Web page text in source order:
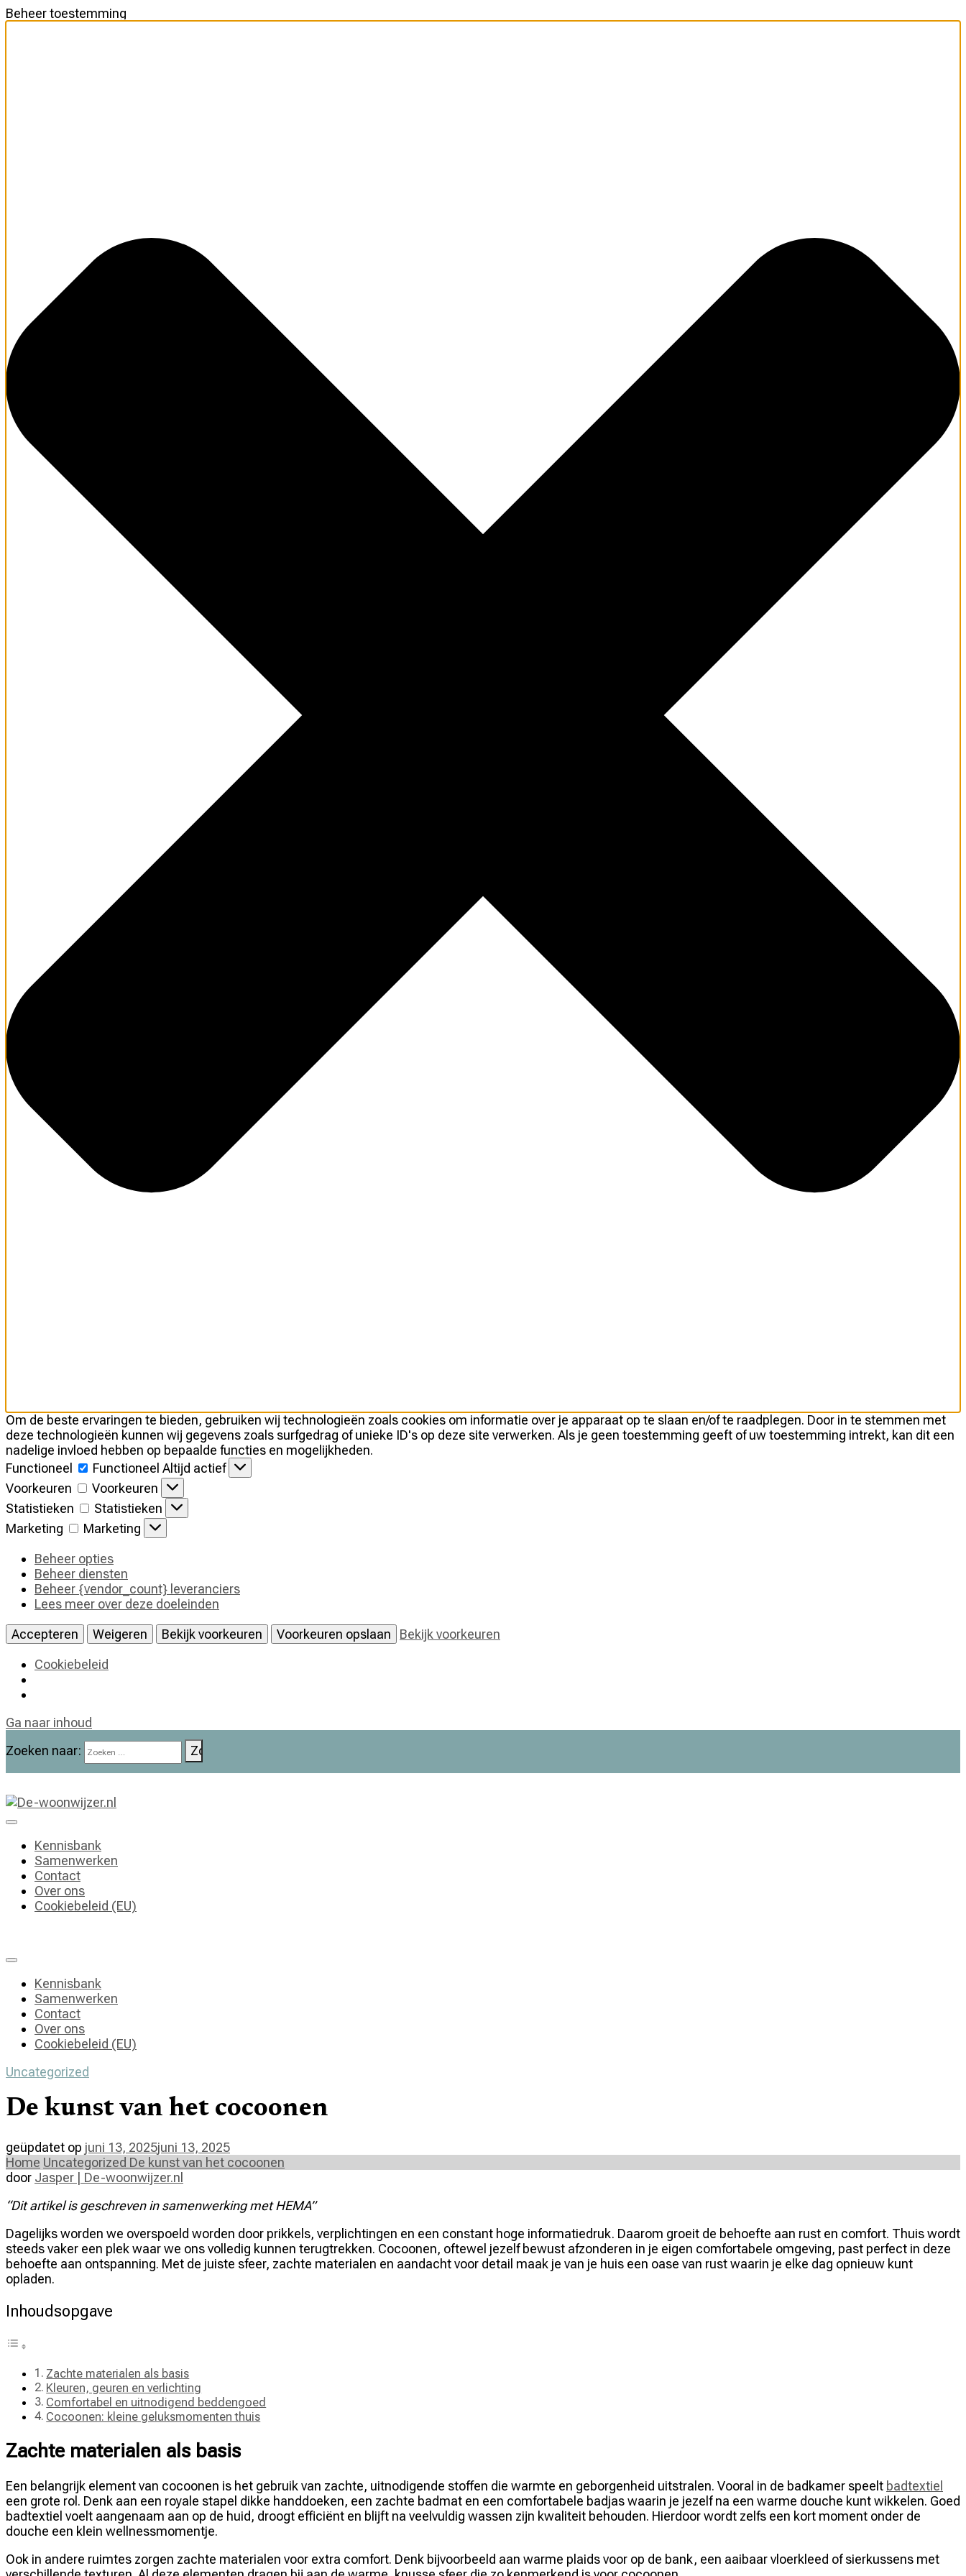
Beheer toestemming
Om de beste ervaringen te bieden, gebruiken wij technologieën zoals cookies om informatie over je apparaat op te slaan en/of te raadplegen. Door in te stemmen met
deze technologieën kunnen wij gegevens zoals surfgedrag of unieke ID's op deze site verwerken. Als je geen toestemming geeft of uw toestemming intrekt, kan dit een
nadelige invloed hebben op bepaalde functies en mogelijkheden.
Functioneel
Functioneel Altijd actief
Voorkeuren
Voorkeuren
Statistieken
Statistieken
Marketing
Marketing
Beheer opties
Beheer diensten
Beheer {vendor_count} leveranciers
Lees meer over deze doeleinden
Accepteren
Weigeren Bekijk voorkeuren Voorkeuren opslaan
Bekijk voorkeuren
Cookiebeleid
Ga naar inhoud
Zoeken naar:
Kennisbank
Samenwerken
Contact
Over ons
Cookiebeleid (EU)
Kennisbank
Samenwerken
Contact
Over ons
Cookiebeleid (EU)
Uncategorized
De kunst van het cocoonen
geüpdatet op juni 13, 2025juni 13, 2025
Home Uncategorized De kunst van het cocoonen
door Jasper | De-woonwijzer.nl
“Dit artikel is geschreven in samenwerking met HEMA”
Dagelijks worden we overspoeld worden door prikkels, verplichtingen en een constant hoge informatiedruk. Daarom groeit de behoefte aan rust en comfort. Thuis wordt
steeds vaker een plek waar we ons volledig kunnen terugtrekken. Cocoonen, oftewel jezelf bewust afzonderen in je eigen comfortabele omgeving, past perfect in deze
behoefte aan ontspanning. Met de juiste sfeer, zachte materialen en aandacht voor detail maak je van je huis een oase van rust waarin je elke dag opnieuw kunt
opladen.
Inhoudsopgave
Zachte materialen als basis
Kleuren, geuren en verlichting
Comfortabel en uitnodigend beddengoed
Cocoonen: kleine geluksmomenten thuis
Zachte materialen als basis
Een belangrijk element van cocoonen is het gebruik van zachte, uitnodigende stoffen die warmte en geborgenheid uitstralen. Vooral in de badkamer speelt badtextiel
een grote rol. Denk aan een royale stapel dikke handdoeken, een zachte badmat en een comfortabele badjas waarin je jezelf na een warme douche kunt wikkelen. Goed
badtextiel voelt aangenaam aan op de huid, droogt efficiënt en blijft na veelvuldig wassen zijn kwaliteit behouden. Hierdoor wordt zelfs een kort moment onder de
douche een klein wellnessmomentje.
Ook in andere ruimtes zorgen zachte materialen voor extra comfort. Denk bijvoorbeeld aan warme plaids voor op de bank, een aaibaar vloerkleed of sierkussens met